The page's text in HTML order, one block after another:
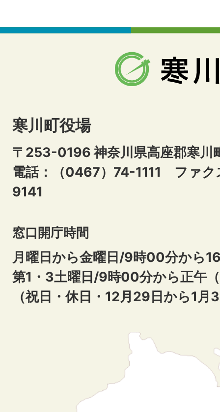
寒川町役場
〒253-0196 神奈川県高座郡寒川
電話：（0467）74-1111 ファ
9141
窓口開庁時間
月曜日から金曜日/9時00分から
第1・3土曜日/9時00分から正午
（祝日・休日・12月29日から1月